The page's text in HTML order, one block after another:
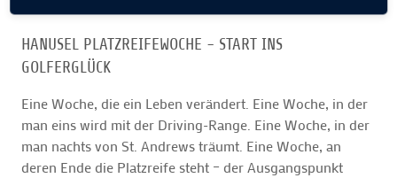
HANUSEL PLATZREIFEWOCHE - START INS
GOLFERGLÜCK
Eine Woche, die ein Leben verändert. Eine Woche, in der
man eins wird mit der Driving-Range. Eine Woche, in der
man nachts von St. Andrews träumt. Eine Woche, an
deren Ende die Platzreife steht – der Ausgangspunkt